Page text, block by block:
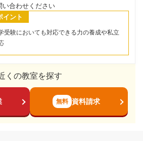
い合わせください
イント
受験においても対応できる力の養成や私立
くの教室を探す
無料 資料請求